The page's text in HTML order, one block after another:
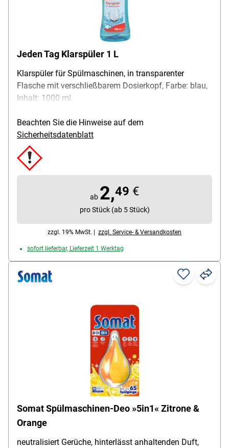
Jeden Tag Klarspüler 1 L
Klarspüler für Spülmaschinen, in transparenter
Flasche mit verschließbarem Dosierkopf, Farbe: blau,
Inhalt: 1000 ml
Beachten Sie die Hinweise auf dem
Sicherheitsdatenblatt
ab 2,49 €
pro Stück (ab 5 Stück)
zzgl. 19% MwSt. | zzgl. Service- & Versandkosten
sofort lieferbar, Lieferzeit 1 Werktag
Somat Spülmaschinen-Deo »5in1« Zitrone &
Orange
neutralisiert Gerüche, hinterlässt anhaltenden Duft,